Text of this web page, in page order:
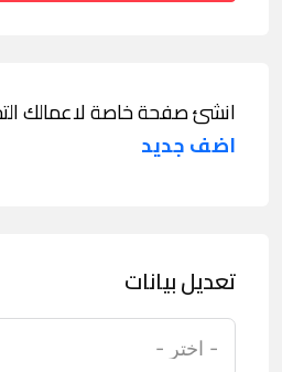
انشئ صفحة خاصة لاعمالك
اضف جديد
تعديل بيانات